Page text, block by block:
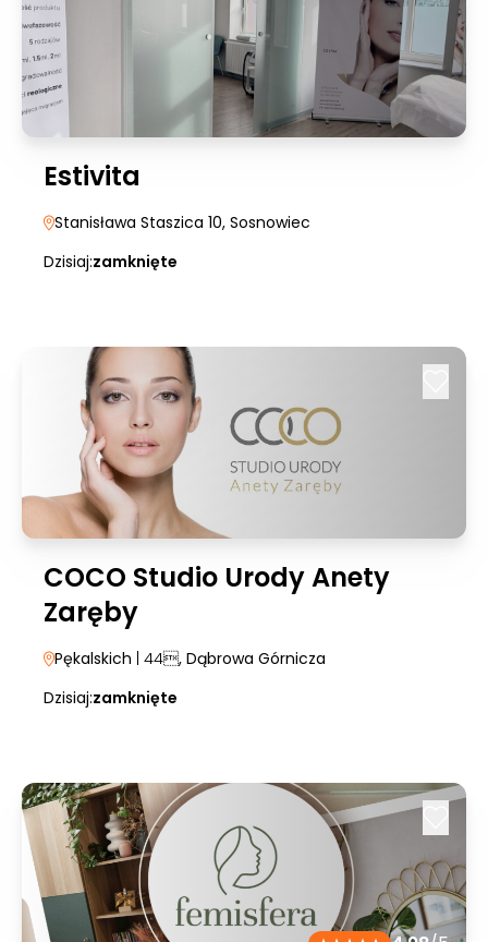
Estivita
Stanisława Staszica 10, Sosnowiec
Dzisiaj:zamknięte
COCO Studio Urody Anety
Zaręby
Pękalskich | 44, Dąbrowa Górnicza
Dzisiaj:zamknięte